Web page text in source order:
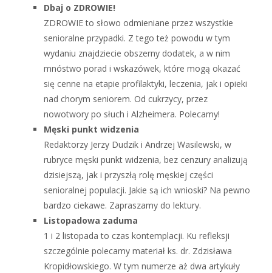
Dbaj o ZDROWIE!
ZDROWIE to słowo odmieniane przez wszystkie
senioralne przypadki. Z tego też powodu w tym
wydaniu znajdziecie obszerny dodatek, a w nim
mnóstwo porad i wskazówek, które mogą okazać
się cenne na etapie profilaktyki, leczenia, jak i opieki
nad chorym seniorem. Od cukrzycy, przez
nowotwory po słuch i Alzheimera. Polecamy!
Męski punkt widzenia
Redaktorzy Jerzy Dudzik i Andrzej Wasilewski, w
rubryce męski punkt widzenia, bez cenzury analizują
dzisiejszą, jak i przyszłą rolę męskiej części
senioralnej populacji. Jakie są ich wnioski? Na pewno
bardzo ciekawe. Zapraszamy do lektury.
Listopadowa zaduma
1 i 2 listopada to czas kontemplacji. Ku refleksji
szczególnie polecamy materiał ks. dr. Zdzisława
Kropidłowskiego. W tym numerze aż dwa artykuły